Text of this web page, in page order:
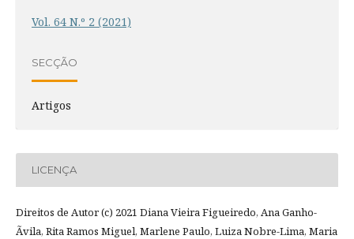
Vol. 64 N.º 2 (2021)
SECÇÃO
Artigos
LICENÇA
Direitos de Autor (c) 2021 Diana Vieira Figueiredo, Ana Ganho-
Ãvila, Rita Ramos Miguel, Marlene Paulo, Luiza Nobre-Lima, Maria